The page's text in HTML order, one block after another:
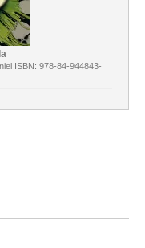
ISBN: 978-84-944843-